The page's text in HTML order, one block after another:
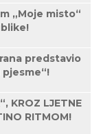
„Moje misto“
predstavio
KROZ LJETNE
RITMOM!